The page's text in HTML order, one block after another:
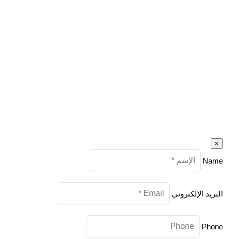
×
Name
البريد الإلكتروني
Phone